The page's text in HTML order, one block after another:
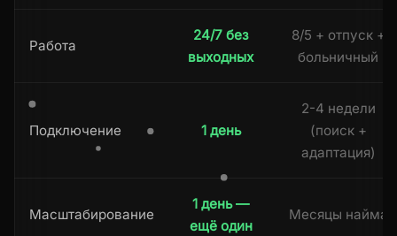
Работа
24/7 без
выходных
8/5 + отпуск +
больничный
Подключение 1 день
2-4 недели
(поиск +
адаптация)
Масштабирование
1 день —
ещё один
Месяцы найма